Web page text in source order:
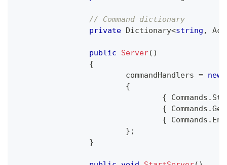
// Command dictionary
private Dictionary<string ,
public Server( )
{
			commandHandlers
= new
{
{ Commands .
{ Commands .
{ Commands . End
} ;
}